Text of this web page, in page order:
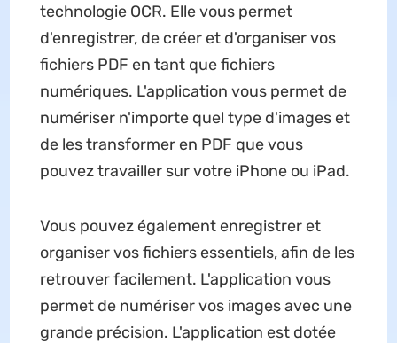
technologie OCR. Elle vous permet
d'enregistrer, de créer et d'organiser vos
fichiers PDF en tant que fichiers
numériques. L'application vous permet de
numériser n'importe quel type d'images et
de les transformer en PDF que vous
pouvez travailler sur votre iPhone ou iPad.
Vous pouvez également enregistrer et
organiser vos fichiers essentiels, afin de les
retrouver facilement. L'application vous
permet de numériser vos images avec une
grande précision. L'application est dotée